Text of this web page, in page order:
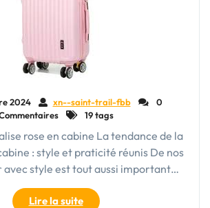
2024 xn--saint-trail-fbb
0
19 tags
rose en cabine La tendance de la
: style et praticité réunis De nos
avec style est tout aussi important…
Lire la suite"La